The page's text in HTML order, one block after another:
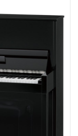
3, Hồ Chí Minh
Quận 5, Hồ Chí
Quận Bình Thạnh, Hồ
Gò Vấp, TPHCM,